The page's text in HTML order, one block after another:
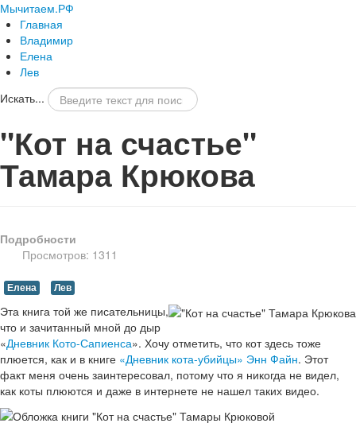
Мычитаем.РФ
Главная
Владимир
Елена
Лев
Искать...
"Кот на счастье"
Тамара Крюкова
Подробности
Просмотров: 1311
Елена Лев
Эта книга той же писательницы,
что и зачитанный мной до дыр
«Дневник Кото-Сапиенса». Хочу отметить, что кот здесь тоже
плюется, как и в книге «Дневник кота-убийцы» Энн Файн. Этот
факт меня очень заинтересовал, потому что я никогда не видел,
как коты плюются и даже в интернете не нашел таких видео.